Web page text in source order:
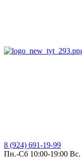
8 (924) 691-19-99
Пн.-Сб 10:00-19:00 Вс.